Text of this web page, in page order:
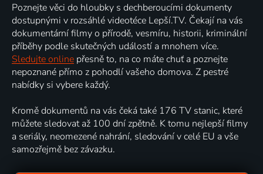
Poznejte věci do hloubky s dechberoucími dokumenty
dostupnými v rozsáhlé videotéce Lepší.TV. Čekají na vás
dokumentární filmy o přírodě, vesmíru, historii, kriminální
příběhy podle skutečných událostí a mnohem více.
Sledujte online přesně to, na co máte chuť a poznejte
nepoznané přímo z pohodlí vašeho domova. Z pestré
nabídky si vybere každý.
Kromě dokumentů na vás čeká také 176 TV stanic, které
můžete sledovat až 100 dní zpětně. K tomu nejlepší filmy
a seriály, neomezené nahrání, sledování v celé EU a vše
samozřejmě bez závazku.